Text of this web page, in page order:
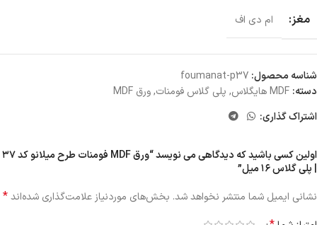
مغز: ام دی اف
شناسه محصول: foumanat-p37
دسته: MDF هایگلاس , پلی گلاس فومنات,ورق MDF
اشتراک گذاری:
اولین کسی باشید که دیدگاهی می نویسد “ورق MDF فومنات طرح میلانو کد ۳۷
| پلی گلاس ۱۶ میل”
نشانی ایمیل شما منتشر نخواهد شد. بخش‌های موردنیاز علامت‌گذاری شده‌اند*